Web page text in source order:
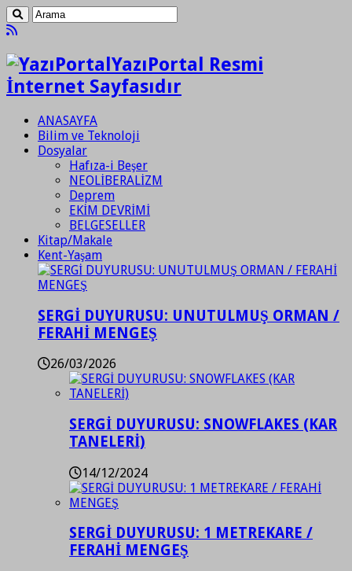
YazıPortal Resmi
İnternet Sayfasıdır
ANASAYFA
Bilim ve Teknoloji
Dosyalar
Hafıza-i Beşer
NEOLİBERALİZM
Deprem
EKİM DEVRİMİ
BELGESELLER
Kitap/Makale
Kent-Yaşam
SERGİ DUYURUSU: UNUTULMUŞ ORMAN /
FERAHİ MENGEŞ
26/03/2026
SERGİ DUYURUSU: SNOWFLAKES (KAR
TANELERİ)
14/12/2024
SERGİ DUYURUSU: 1 METREKARE /
FERAHİ MENGEŞ